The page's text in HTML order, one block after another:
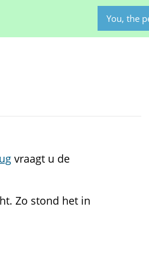
You, the
vraagt u de
Zo stond het in